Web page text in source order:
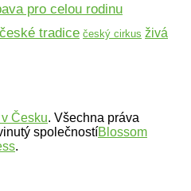
pro celou rodinu
české tradice český cirkus živá
Česku. Všechna práva
společnostíBlossom
.